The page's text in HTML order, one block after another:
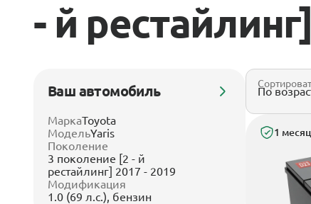
- й
Ваш автомобиль
МаркаToyota
МодельYaris
Поколение
3 поколение [2 - й
рестайлинг] 2017 - 2019
Модификация
1.0 (69 л.с.), бензин
1 месяц